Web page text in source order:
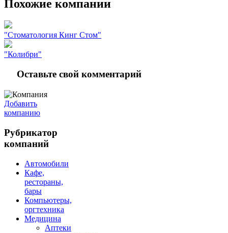
Похожие компании
"Стоматология Кинг Стом"
"Колибри"
Оставьте свой комментарий
Добавить
компанию
Рубрикатор
компаний
Автомобили
Кафе,
рестораны,
бары
Компьютеры,
оргтехника
Медицина
Аптеки